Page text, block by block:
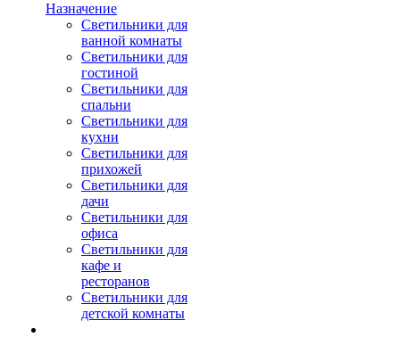
Назначение
Светильники для
ванной комнаты
Светильники для
гостиной
Светильники для
спальни
Светильники для
кухни
Светильники для
прихожей
Светильники для
дачи
Светильники для
офиса
Светильники для
кафе и
ресторанов
Светильники для
детской комнаты